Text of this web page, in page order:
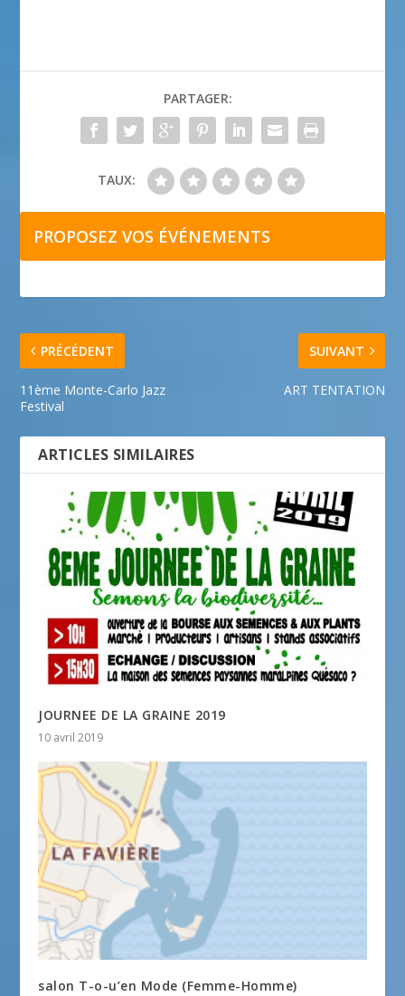
PARTAGER:
TAUX:
PROPOSEZ VOS ÉVÉNEMENTS
PRÉCÉDENT
11ème Monte-Carlo Jazz
Festival
SUIVANT
ART TENTATION
ARTICLES SIMILAIRES
JOURNEE DE LA GRAINE 2019
10 avril 2019
salon T-o-u’en Mode (Femme-Homme)